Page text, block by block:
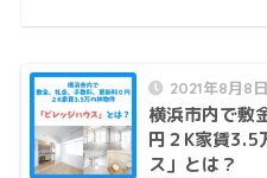
2021年8月8日
横浜市内で敷
円２K家賃3.5
ス」とは？